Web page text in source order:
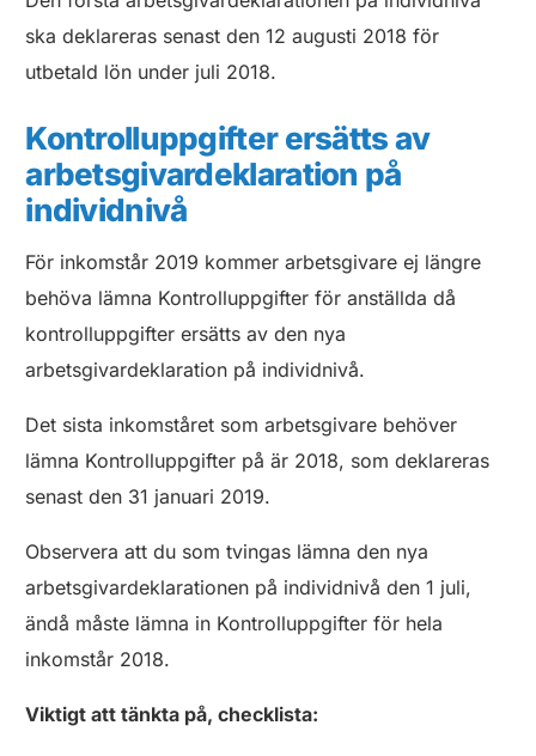
ska deklareras senast den 12 augusti 2018 för
utbetald lön under juli 2018.
Kontrolluppgifter ersätts av
arbetsgivardeklaration på
individnivå
För inkomstår 2019 kommer arbetsgivare ej längre
behöva lämna Kontrolluppgifter för anställda då
kontrolluppgifter ersätts av den nya
arbetsgivardeklaration på individnivå.
Det sista inkomståret som arbetsgivare behöver
lämna Kontrolluppgifter på är 2018, som deklareras
senast den 31 januari 2019.
Observera att du som tvingas lämna den nya
arbetsgivardeklarationen på individnivå den 1 juli,
ändå måste lämna in Kontrolluppgifter för hela
inkomstår 2018.
Viktigt att tänkta på, checklista: